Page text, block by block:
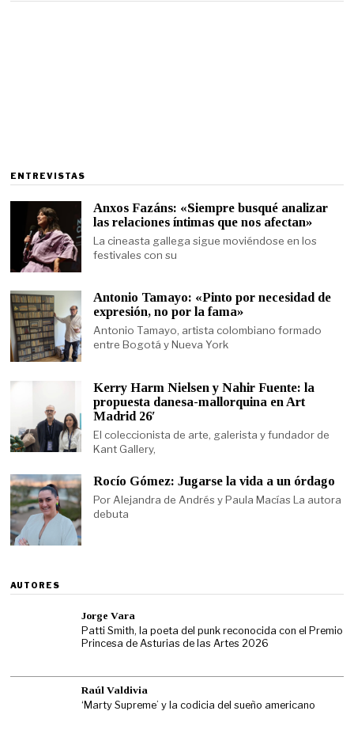
ENTREVISTAS
Anxos Fazáns: «Siempre busqué analizar
las relaciones íntimas que nos afectan»
La cineasta gallega sigue moviéndose en los
festivales con su
Antonio Tamayo: «Pinto por necesidad de
expresión, no por la fama»
Antonio Tamayo, artista colombiano formado
entre Bogotá y Nueva York
Kerry Harm Nielsen y Nahir Fuente: la
propuesta danesa-mallorquina en Art
Madrid 26′
El coleccionista de arte, galerista y fundador de
Kant Gallery,
Rocío Gómez: Jugarse la vida a un órdago
Por Alejandra de Andrés y Paula Macías La autora
debuta
AUTORES
Jorge Vara
Patti Smith, la poeta del punk reconocida con el Premio
Princesa de Asturias de las Artes 2026
Raúl Valdivia
‘Marty Supreme’ y la codicia del sueño americano